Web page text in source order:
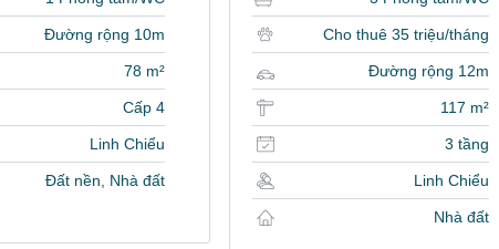
Đường rộng 10m
78 m²
Cấp 4
Linh Chiểu
Đất nền, Nhà đất
Cho thuê 35 triệu/tháng
Đường rộng 12m
117 m²
3 tầng
Linh Chiểu
Nhà đất